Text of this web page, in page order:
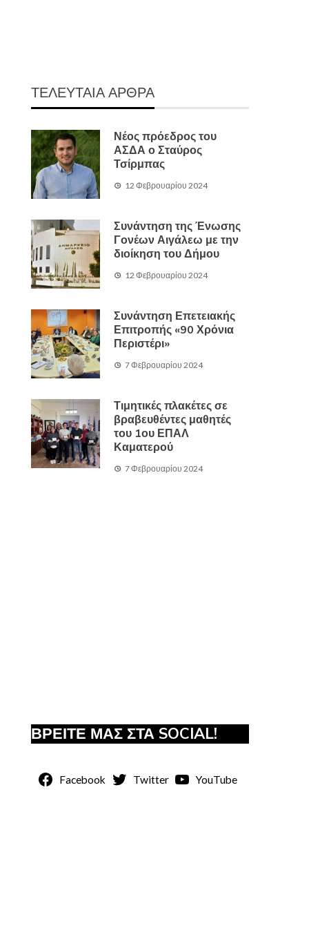
ΤΕΛΕΥΤΑΙΑ ΑΡΘΡΑ
Νέος πρόεδρος του
ΑΣΔΑ ο Σταύρος
Τσίρμπας
12 Φεβρουαρίου 2024
Συνάντηση της Ένωσης
Γονέων Αιγάλεω με την
διοίκηση του Δήμου
12 Φεβρουαρίου 2024
Συνάντηση Επετειακής
Επιτροπής «90 Χρόνια
Περιστέρι»
7 Φεβρουαρίου 2024
Τιμητικές πλακέτες σε
βραβευθέντες μαθητές
του 1ου ΕΠΑΛ
Καματερού
7 Φεβρουαρίου 2024
ΒΡΕΙΤΕ ΜΑΣ ΣΤΑ SOCIAL!
Facebook Twitter YouTube